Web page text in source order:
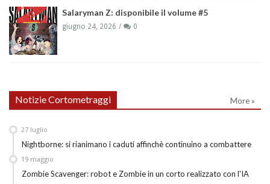
Salaryman Z: disponibile il volume #5
giugno 24, 2026 0
Notizie Cortometraggi More »
Nightborne: si rianimano i caduti affinchè continuino a combattere
27 luglio
Zombie Scavenger: robot e Zombie in un corto realizzato con l'IA
19 maggio